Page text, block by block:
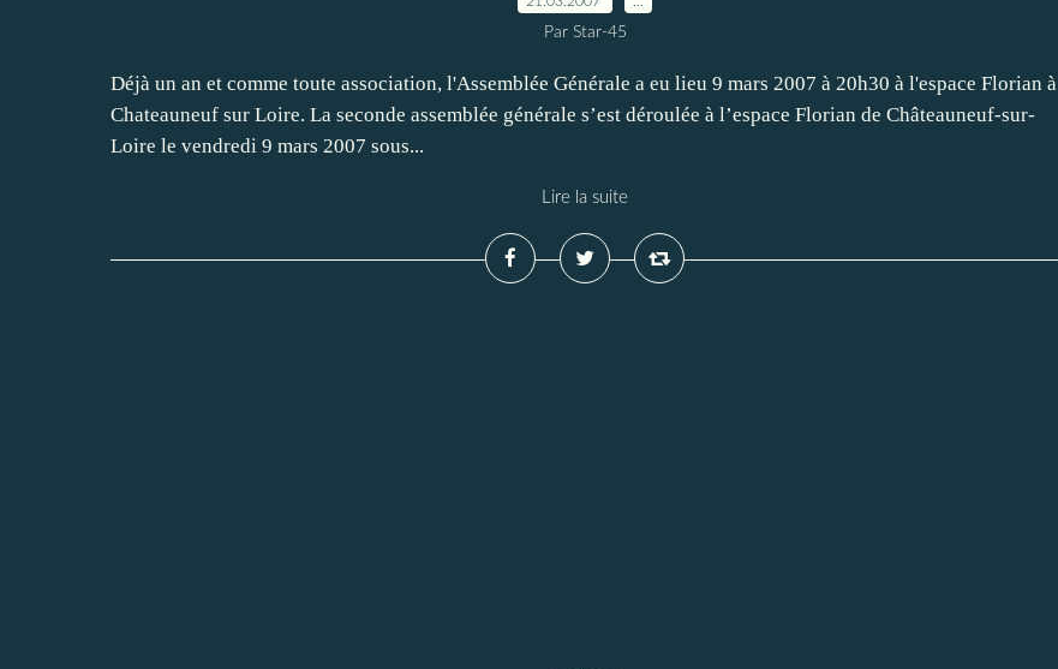
Par Star-45
Déjà un an et comme toute association, l'Assemblée Générale a eu lieu 9 mars 2007 à 20h30 à l'espace Florian à
Chateauneuf sur Loire. La seconde assemblée générale s’est déroulée à l’espace Florian de Châteauneuf-sur-
Loire le vendredi 9 mars 2007 sous...
Lire la suite